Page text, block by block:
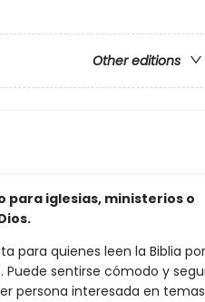
Other editions
para iglesias, ministerios o
para quienes leen la Biblia por
Puede sentirse cómodo y
persona interesada en temas